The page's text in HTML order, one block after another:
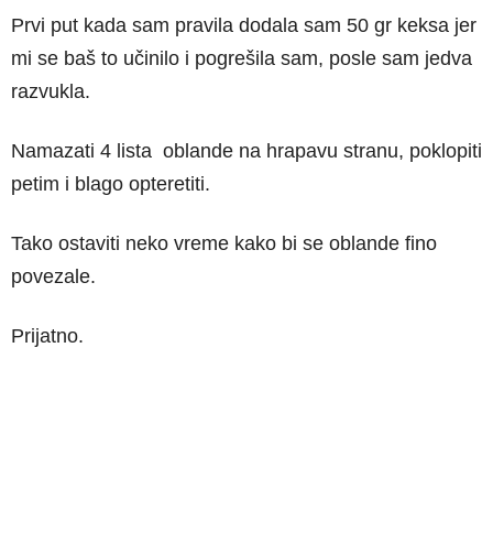
Prvi put kada sam pravila dodala sam 50 gr keksa jer
mi se baš to učinilo i pogrešila sam, posle sam jedva
razvukla.
Namazati 4 lista oblande na hrapavu stranu, poklopiti
petim i blago opteretiti.
Tako ostaviti neko vreme kako bi se oblande fino
povezale.
Prijatno.